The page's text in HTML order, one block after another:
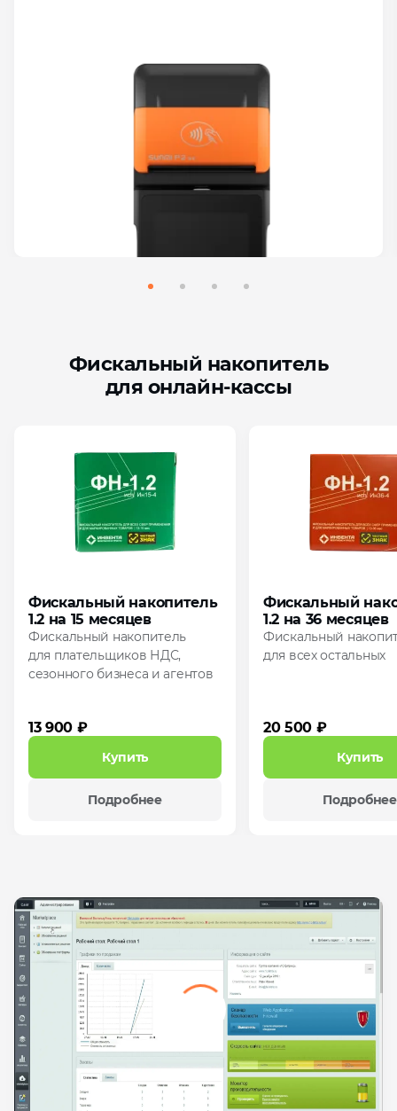
Фискальный накопитель
для онлайн‑кассы
Фискальный накопитель
1.2 на 15 месяцев
Фискальный накопитель
для плательщиков НДС,
сезонного бизнеса и агентов
13 900 ₽
Купить
Подробнее
Фискальный
1.2 на 36 месяцев
Фискальный
для всех остальных
20 500 ₽
Купить
Подробнее